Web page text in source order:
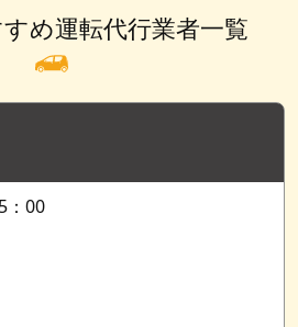
め運転代行業者一覧
：00